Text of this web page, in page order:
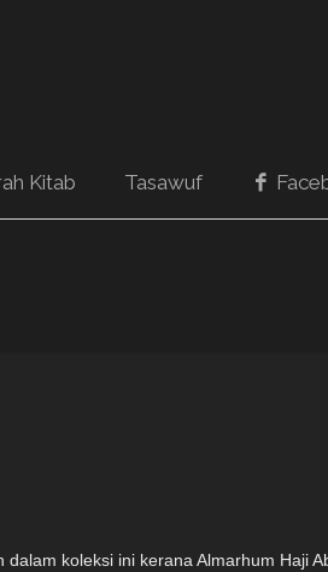
Kitab Tasawuf
di negara kelahirannya, malah jasanya di seluruh alam Nusantara, termasuk Malaysia dan Singapura, turut dihargai. Pendidikan Hamka mendapat pendidikan rendah di Sekolah Dasar Maninjau sehingga kelas dua. Ketika usia HAMKA mencapai 10 tahun, ayahnya telah mendirikan Sumatera Thawalib di Padang Panjang. Di situ Hamka mempelajari agama dan mendalami bahasa Arab. Hamka juga pernah mengikuti pengajaran agama di surau dan masjid yang diberikan ulama terkenal seperti Syeikh Ibrahim Musa, Syeikh Ahmad Rasyid, Sutan Mansur, R.M. Surjopranoto dan Ki Bagus Hadikusumo. Masa kecilnya, seperti kanak-kanak lain beliau juga dikatakan lasak dan nakal. Ini diceritakan sendiri oleh Sheikh Haji Ahmad Jelebu bahawa Hamka pernah menyimbah air kepada penuntut lain semasa mengambil wuduk. Selepas itu beliau berguru pula kepada Sheikh Ibrahim Musa di Bukit Tinggi. Dalam tahun 1924, Hamka berhijrah ke Jawa sempat menuntut pula kepada pemimpin gerakan Islam Indonesia seperti Haji Omar Said Chakraminoto. Lain-lain gurunya ialah Haji Fakharudin, Ki Bagus, Hadi Kesumo dan iparnya sendiri Rashid Sultan Mansur. Kerjaya Hidup Hamka mula-mula bekerja sebagai guru agama pada tahun 1927 di Perkebunan Tebing Tinggi, Medan dan guru agama di Padang panjang pada tahun 1929. Hamka bergiat aktif bagi menentang gejala khurafat, bidaah dan kebatinan sesat di sana. Beliau menubuhkan Madrasah Mubalighin pada 1929 dan dua berikutnya, Pak Hamka berpindah pula ke Kota Makasar, Sulawesi untuk menjadi pimpinan Muhamadiah. Hamka kemudian dilantik sebagai dosen di Universitas Islam, Jakarta dan Universitas Muhammadiyah, Padangpanjang dari tahun 1957 hingga tahun 1958. Setelah itu, beliau diangkat menjadi rektor Perguruan Tinggi Islam, Jakarta dan Profesor Universitas Mustopo, Jakarta. Dari tahun 1951 hingga tahun 1960, beliau menjabat sebagai Pegawai Tinggi Agama oleh Menteri Agama Indonesia, tetapi meletakkan jabatan itu ketika Sukarno menyuruhnya memilih antara menjadi pegawai negeri atau bergiat dalam politik Majlis Syura Muslimin Indonesia (Masyumi). Keilmuan dan ketokohan yang ada pada beliau mendorong beberapa buah universiti mengambilnya sebagai